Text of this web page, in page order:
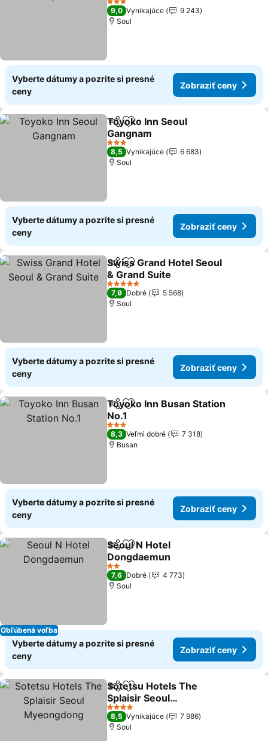
3 Počet hviezdičiek
9,0 Vynikajúce
9 243
Soul
Vyberte dátumy a pozrite si presné
ceny
Zobraziť ceny
ZdieľaťPridať do obľúbených
Toyoko Inn Seoul
Gangnam
3 Počet hviezdičiek
8,5 Vynikajúce
6 683
Soul
Vyberte dátumy a pozrite si presné
ceny
Zobraziť ceny
ZdieľaťPridať do obľúbených
Swiss Grand Hotel Seoul
& Grand Suite
5 Počet hviezdičiek
7,9 Dobré
5 568
Soul
Vyberte dátumy a pozrite si presné
ceny
Zobraziť ceny
ZdieľaťPridať do obľúbených
Toyoko Inn Busan Station
No.1
3 Počet hviezdičiek
8,3 Veľmi dobré
7 318
Busan
Vyberte dátumy a pozrite si presné
ceny
Zobraziť ceny
Obľúbená voľba
ZdieľaťPridať do obľúbených
Seoul N Hotel
Dongdaemun
2 Počet hviezdičiek
7,6 Dobré
4 773
Soul
Vyberte dátumy a pozrite si presné
ceny
Zobraziť ceny
ZdieľaťPridať do obľúbených
Sotetsu Hotels The
Splaisir Seoul
Myeongdong
4 Počet hviezdičiek
8,5 Vynikajúce
7 986
Soul